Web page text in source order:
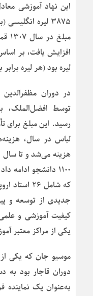
لیره بود (هر لیره برابر با ۳
در دوران
رسید. این مبلغ برای
لباس در سال،
۱۱۰۰ دانشجو
جدیدی از توسعه و
کیفیت آموزشی و
یکی از مراکز معتبر
موسیو جان که یکی
دوران قاجار بود به
به‌عنوان یک نماینده